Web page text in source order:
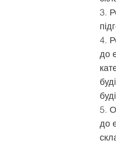
3.
4.
до
5.
до